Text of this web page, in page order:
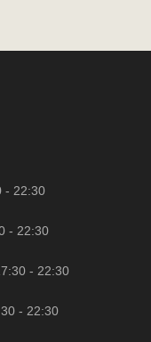
- 22:30
- 22:30
- 22:30
- 22:30